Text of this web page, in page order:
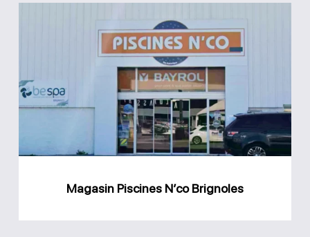
Piscines
N’co
Brignoles
Magasin Piscines N’co Brignoles